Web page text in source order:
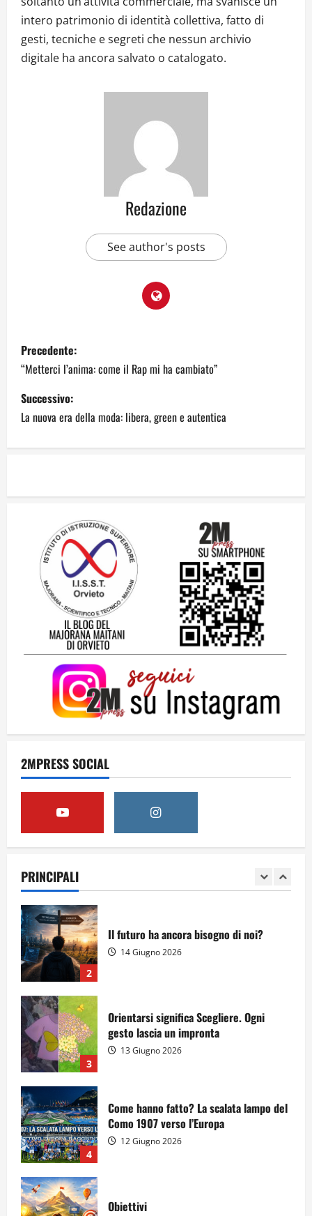
intero patrimonio di identità collettiva, fatto di
gesti, tecniche e segreti che nessun archivio
digitale ha ancora salvato o catalogato.
Redazione
See author's posts
Precedente:
“Metterci l’anima: come il Rap mi ha cambiato”
Successivo:
La nuova era della moda: libera, green e autentica
2MPRESS SOCIAL
PRINCIPALI
2
14 Giugno 2026
3
Orientarsi significa Scegliere. Ogni
gesto lascia un impronta
13 Giugno 2026
4
Come hanno fatto? La scalata lampo del
Como 1907 verso l’Europa
12 Giugno 2026
5
Majorana-Maitani al Festival
2
Il futuro ha ancora bisogno di noi?
14 Giugno 2026
3
Orientarsi significa Scegliere. Ogni
gesto lascia un impronta
13 Giugno 2026
4
Come hanno fatto? La scalata lampo del
Como 1907 verso l’Europa
12 Giugno 2026
Obiettivi